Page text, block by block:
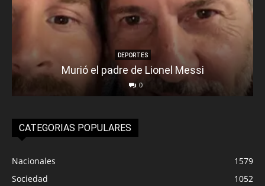
DEPORTES
Murió el padre de Lionel Messi
0
CATEGORIAS POPULARES
Nacionales
1579
Sociedad
1052